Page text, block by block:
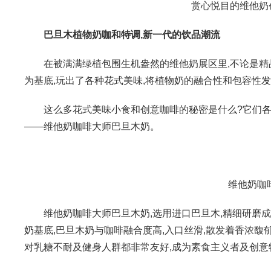
赏心悦目的维他奶
巴旦木植物奶咖和特调,新一代的饮品潮流
在被满满绿植包围生机盎然的维他奶展区里,不论是精
为基底,玩出了各种花式美味,将植物奶的融合性和包容性
这么多花式美味小食和创意咖啡的秘密是什么?它们
——维他奶咖啡大师巴旦木奶。
维他奶咖
维他奶咖啡大师巴旦木奶,选用进口巴旦木,精细研磨成
奶基底,巴旦木奶与咖啡融合度高,入口丝滑,散发着香浓
对乳糖不耐及健身人群都非常友好,成为素食主义者及创